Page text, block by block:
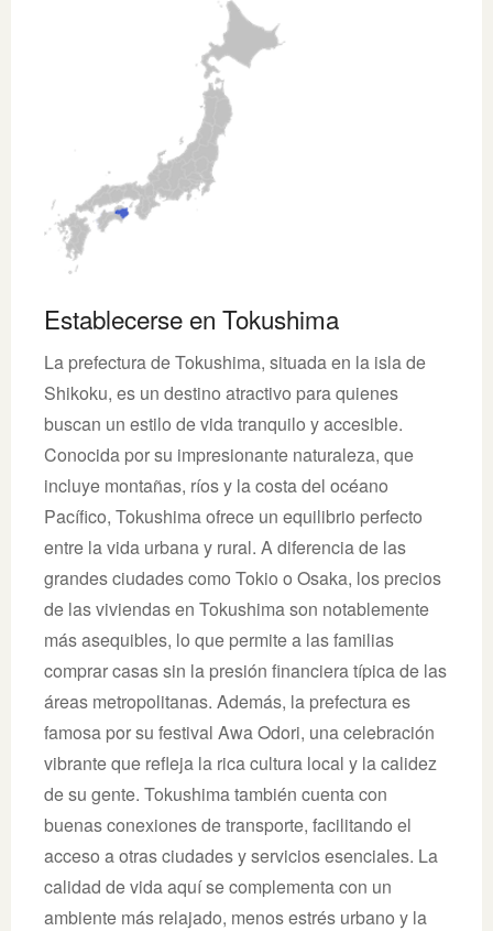
Establecerse en Tokushima
La prefectura de Tokushima, situada en la isla de
Shikoku, es un destino atractivo para quienes
buscan un estilo de vida tranquilo y accesible.
Conocida por su impresionante naturaleza, que
incluye montañas, ríos y la costa del océano
Pacífico, Tokushima ofrece un equilibrio perfecto
entre la vida urbana y rural. A diferencia de las
grandes ciudades como Tokio o Osaka, los precios
de las viviendas en Tokushima son notablemente
más asequibles, lo que permite a las familias
comprar casas sin la presión financiera típica de las
áreas metropolitanas. Además, la prefectura es
famosa por su festival Awa Odori, una celebración
vibrante que refleja la rica cultura local y la calidez
de su gente. Tokushima también cuenta con
buenas conexiones de transporte, facilitando el
acceso a otras ciudades y servicios esenciales. La
calidad de vida aquí se complementa con un
ambiente más relajado, menos estrés urbano y la